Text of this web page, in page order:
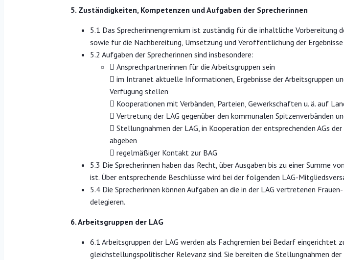
5. Zuständigkeiten, Kompetenzen und Aufgaben der Sprecherinnen
5.1 Das Sprecherinnengremium ist zuständig für die inhaltliche Vorbereitung
sowie für die Nachbereitung, Umsetzung und Veröffentlichung der Ergebnisse
5.2 Aufgaben der Sprecherinnen sind insbesondere:
 Ansprechpartnerinnen für die Arbeitsgruppen sein
 im Intranet aktuelle Informationen, Ergebnisse der Arbeitsgruppen
Verfügung stellen
 Kooperationen mit Verbänden, Parteien, Gewerkschaften u. ä. auf
 Vertretung der LAG gegenüber den kommunalen Spitzenverbänden
 Stellungnahmen der LAG, in Kooperation der entsprechenden AGs
abgeben
 regelmäßiger Kontakt zur BAG
5.3 Die Sprecherinnen haben das Recht, über Ausgaben bis zu einer Summe
ist. Über entsprechende Beschlüsse wird bei der folgenden LAG-
5.4 Die Sprecherinnen können Aufgaben an die in der LAG vertretenen
delegieren.
6. Arbeitsgruppen der LAG
6.1 Arbeitsgruppen der LAG werden als Fachgremien bei Bedarf eingerichtet
gleichstellungspolitischer Relevanz sind. Sie bereiten die Stellungnahmen der